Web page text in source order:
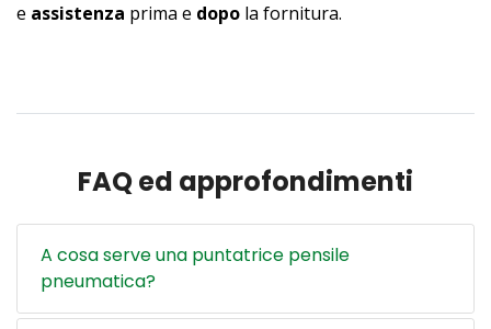
e assistenza prima e dopo la fornitura.
FAQ ed approfondimenti
A cosa serve una puntatrice pensile
pneumatica?